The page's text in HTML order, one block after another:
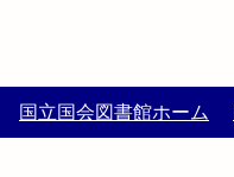
国立国会図書館ホーム